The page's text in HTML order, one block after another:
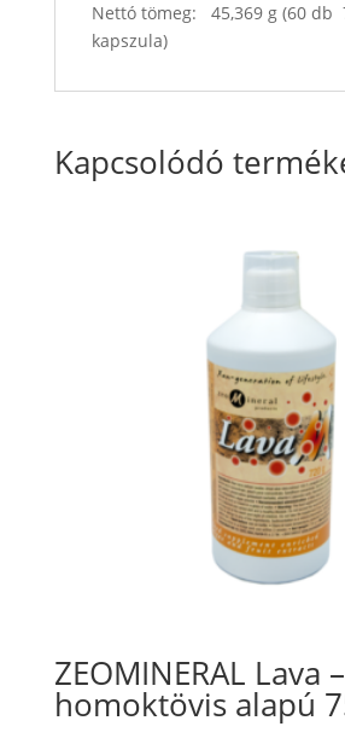
Nettó tömeg: 45,369 g (60 db
kapszula)
Kapcsolódó
ZEOMINERAL Lava –
homoktövis alapú